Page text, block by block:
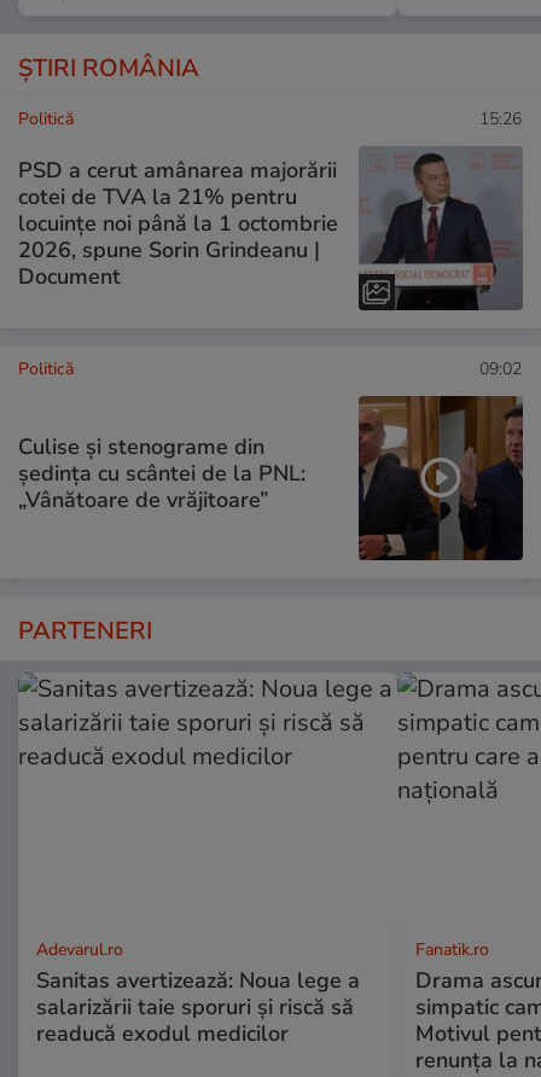
ȘTIRI ROMÂNIA
Politică 15:26
PSD a cerut amânarea majorării
cotei de TVA la 21% pentru
locuințe noi până la 1 octombrie
2026, spune Sorin Grindeanu |
Document
Politică 09:02
Culise și stenograme din
ședința cu scântei de la PNL:
„Vânătoare de vrăjitoare”
PARTENERI
Adevarul.ro
Sanitas avertizează: Noua lege a
salarizării taie sporuri și riscă să
readucă exodul medicilor
Fanatik.ro
Drama
simpatic
Motivul
renunța la